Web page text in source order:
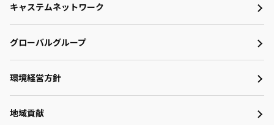
キャステムネットワーク
グローバルグループ
環境経営方針
地域貢献